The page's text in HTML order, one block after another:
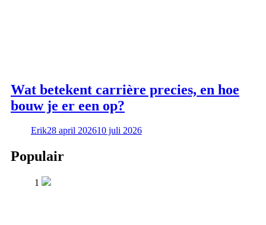
Wat betekent carrière precies, en hoe
bouw je er een op?
Erik28 april 202610 juli 2026
Populair
1